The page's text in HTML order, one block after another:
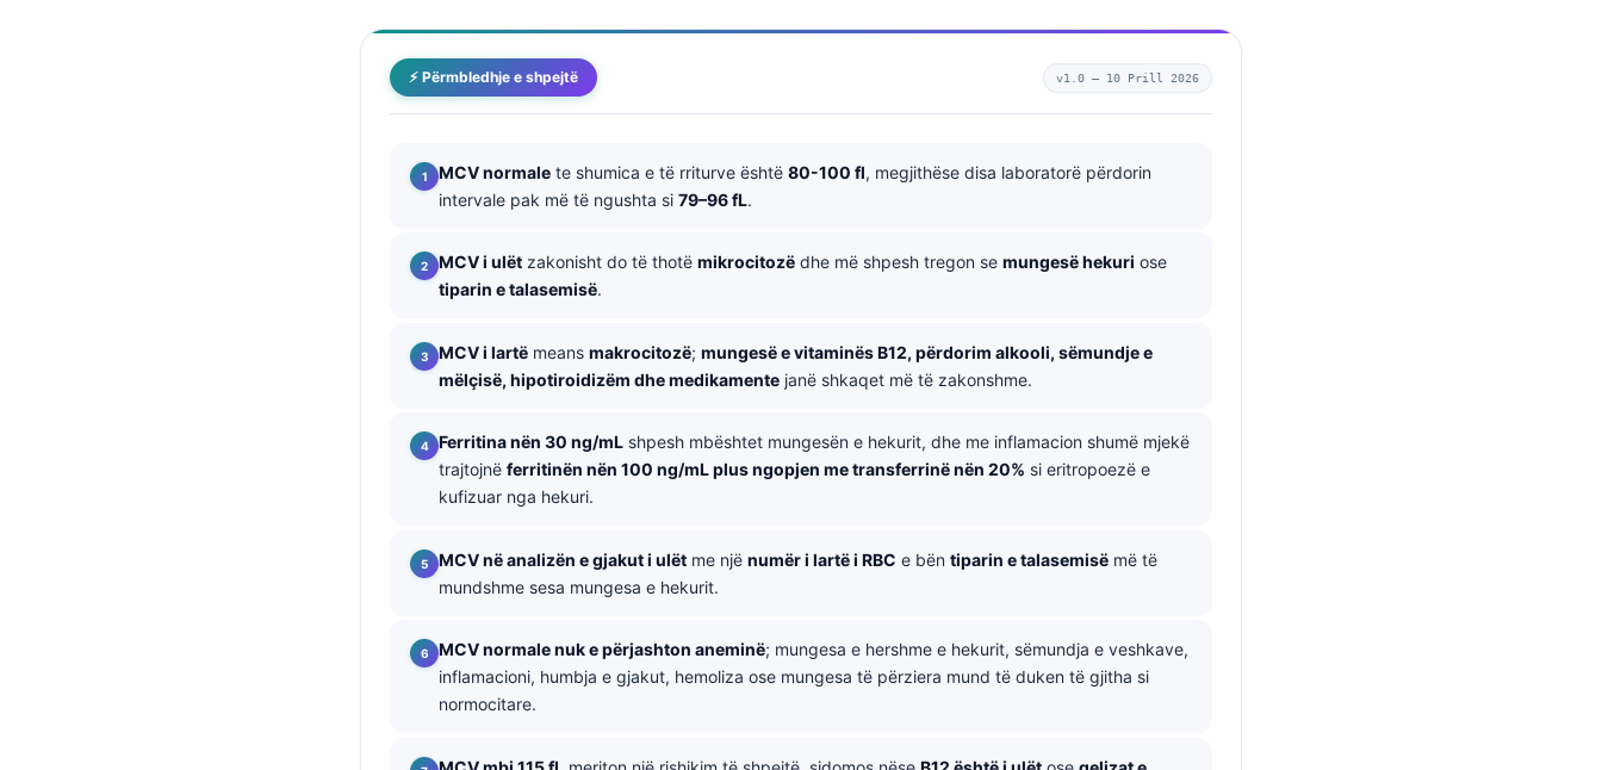
⚡ Përmbledhje e shpejtë v1.0 — 10 Prill 2026
MCV normale te shumica e të rriturve është 80-100 fl, megjithëse disa laboratorë përdorin
intervale pak më të ngushta si 79–96 fL.
MCV i ulët zakonisht do të thotë mikrocitozë dhe më shpesh tregon se mungesë hekuri ose
tiparin e talasemisë.
MCV i lartë means makrocitozë; mungesë e vitaminës B12, përdorim alkooli, sëmundje e
mëlçisë, hipotiroidizëm dhe medikamente janë shkaqet më të zakonshme.
Ferritina nën 30 ng/mL shpesh mbështet mungesën e hekurit, dhe me inflamacion shumë mjekë
trajtojnë ferritinën nën 100 ng/mL plus ngopjen me transferrinë nën 20% si eritropoezë e
kufizuar nga hekuri.
MCV në analizën e gjakut i ulët me një numër i lartë i RBC e bën tiparin e talasemisë më të
mundshme sesa mungesa e hekurit.
MCV normale nuk e përjashton aneminë; mungesa e hershme e hekurit, sëmundja e veshkave,
inflamacioni, humbja e gjakut, hemoliza ose mungesa të përziera mund të duken të gjitha si
normocitare.